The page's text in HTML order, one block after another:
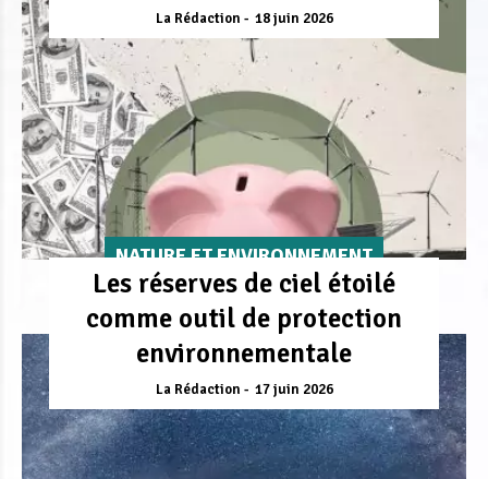
La Rédaction 18 juin 2026
NATURE ET ENVIRONNEMENT
Les réserves de ciel étoilé
comme outil de protection
environnementale
La Rédaction 17 juin 2026